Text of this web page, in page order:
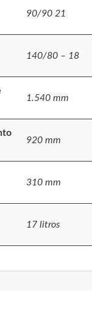
90/90 21
140/80 – 18
1.540 mm
920 mm
310 mm
17 litros